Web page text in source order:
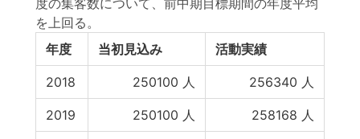
度の集客数について、前中期目標期間の年度平均
を上回る。
年度
当初見込み 活動実績
2018 250100 人 256340 人
2019 250100 人 258168 人